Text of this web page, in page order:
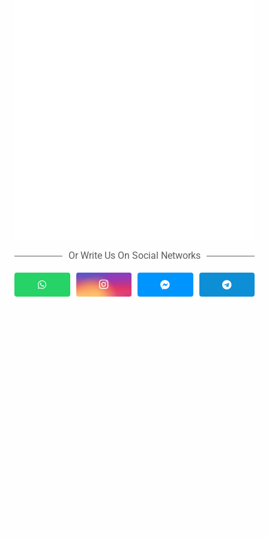
Or Write Us On Social Networks